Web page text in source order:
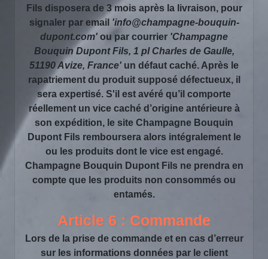
Fils disposera de 3 mois après la livraison, pour
signaler par email 'info@champagne-bouquin-
dupont.com' ou par courrier 'Champagne
Bouquin Dupont Fils, 1 pl Charles de Gaulle,
51190 Avize, France' un défaut caché. Après le
rapatriement du produit supposé défectueux, il
sera expertisé. S'il est avéré qu’il comporte
réellement un vice caché d’origine antérieure à
son expédition, le site Champagne Bouquin
Dupont Fils remboursera alors intégralement le
ou les produits dont le vice est engagé.
Champagne Bouquin Dupont Fils ne prendra en
compte que les produits non consommés ou
entamés.
Article 6 : Commande
Lors de la prise de commande et en cas d’erreur
sur les informations données par le client